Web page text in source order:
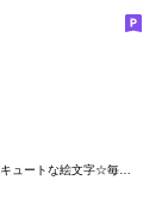
キュートな絵文字☆毎日使える